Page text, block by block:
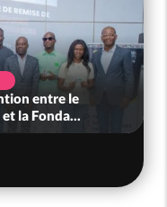
africaine, le
abattag...